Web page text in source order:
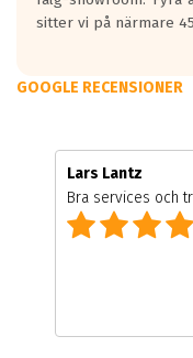
sitter vi på närmare
GOOGLE RECENSIONER
Lars Lantz
Bra services och